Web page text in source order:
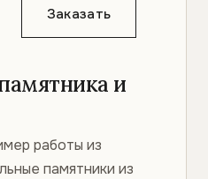
Заказать
и
работы из
памятники из